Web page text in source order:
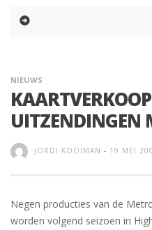
NIEUWS
UITZENDINGEN
JORDI KOOIMAN - 19 MEI
Negen producties van de
worden volgend seizoen in